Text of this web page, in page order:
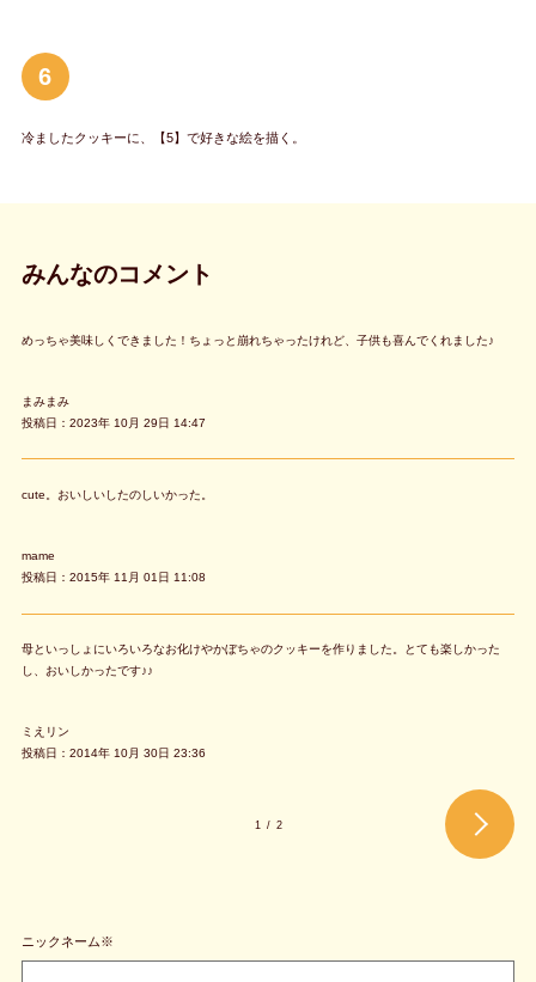
6
冷ましたクッキーに、【5】で好きな絵を描く。
みんなのコメント
めっちゃ美味しくできました！ちょっと崩れちゃったけれど、子供も喜んでくれました♪
まみまみ
投稿日：2023年 10月 29日 14:47
cute。おいしいしたのしいかった。
mame
投稿日：2015年 11月 01日 11:08
母といっしょにいろいろなお化けやかぼちゃのクッキーを作りました。とても楽しかった
し、おいしかったです♪♪
ミえリン
投稿日：2014年 10月 30日 23:36
1 / 2
ニックネーム※